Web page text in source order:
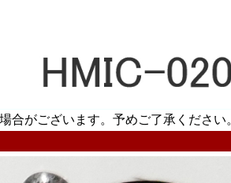
がございます。予めご了承ください。